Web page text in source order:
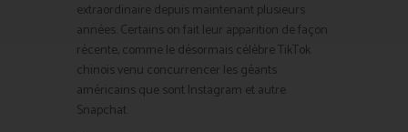
extraordinaire depuis maintenant plusieurs
années. Certains on fait leur apparition de façon
récente, comme le désormais célèbre TikTok
chinois venu concurrencer les géants
américains que sont Instagram et autre
Snapchat.